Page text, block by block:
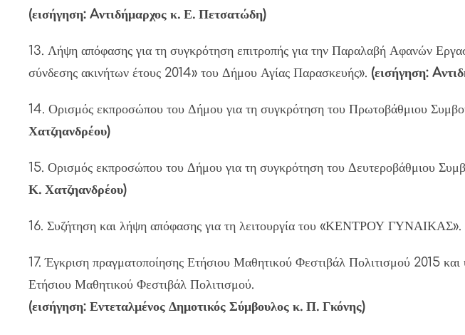
(εισήγηση: Aντιδήμαρχος κ. Ε. Πετσατώδη)
13. Λήψη απόφασης για τη συγκρότηση επιτροπής για την Παραλαβή Αφανών
σύνδεσης ακινήτων έτους 2014» του Δήμου Αγίας Παρασκευής». (εισήγηση:
14. Ορισμός εκπροσώπου του Δήμου για τη συγκρότηση του Πρωτοβάθμιου
Χατζηανδρέου)
15. Ορισμός εκπροσώπου του Δήμου για τη συγκρότηση του Δευτεροβάθμιου
Κ. Χατζηανδρέου)
16. Συζήτηση και λήψη απόφασης για τη λειτουργία του «ΚΕΝΤΡΟΥ ΓΥΝΑΙΚΑΣ».
17. Έγκριση πραγματοποίησης Ετήσιου Μαθητικού Φεστιβάλ Πολιτισμού 2015
Ετήσιου Μαθητικού Φεστιβάλ Πολιτισμού.
(εισήγηση: Εντεταλμένος Δημοτικός Σύμβουλος κ. Π. Γκόνης)